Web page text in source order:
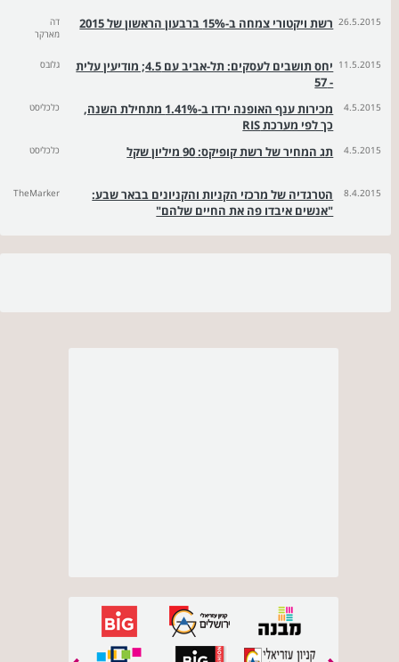
26.5.2015 רשת ויקטורי צמחה ב-15% ברבעון הראשון של 2015
דה
מארקר
11.5.2015
יחס תושבים לעסקים: תל-אביב עם 4.5; מודיעין עלית
- 57
גלובס
4.5.2015
מכירות ענף האופנה ירדו ב-1.41% מתחילת השנה,
כך לפי מערכת RIS
כלכליסט
4.5.2015 תג המחיר של רשת קופיקס: 90 מיליון שקל כלכליסט
8.4.2015
הטרגדיה של מרכזי הקניות והקניונים בבאר שבע:
"אנשים איבדו פה את החיים שלהם"
TheMarker